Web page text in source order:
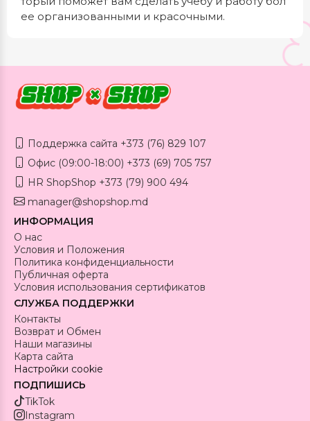
ее организованными и красочными.
Поддержка сайта +373 (76) 829 107
Офис (09:00-18:00) +373 (69) 705 757
HR ShopShop +373 (79) 900 494
manager@shopshop.md
ИНФОРМАЦИЯ
О нас
Условия и Положения
Политика конфиденциальности
Публичная оферта
Условия использования сертификатов
СЛУЖБА ПОДДЕРЖКИ
Контакты
Возврат и Обмен
Наши магазины
Карта сайта
Настройки cookie
ПОДПИШИСЬ
TikTok
Instagram